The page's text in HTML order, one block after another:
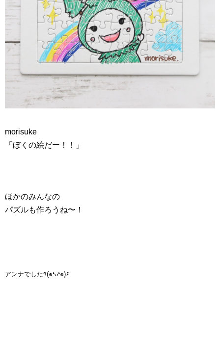
morisuke
「ぼくの絵だー！！」
ほかのみんなの
パズルも作ろうね〜！
アンナでした٩(๑❛ᴗ❛๑)۶